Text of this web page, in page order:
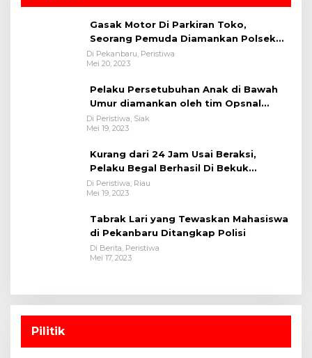
Gasak Motor Di Parkiran Toko,
Seorang Pemuda Diamankan Polsek
Bukit Raya
Di Pekanbaru, Peristiwa
Mei 20, 2023
Pelaku Persetubuhan Anak di Bawah
Umur diamankan oleh tim Opsnal
Polsek Tualang-Polres Siak-Polda Riau
Di Peristiwa, Siak
Mei 19, 2023
Kurang dari 24 Jam Usai Beraksi,
Pelaku Begal Berhasil Di Bekuk
Satreskrim Polres Kuansing
Di Peristiwa, Riau
Mei 19, 2023
Tabrak Lari yang Tewaskan Mahasiswa
di Pekanbaru Ditangkap Polisi
Di Berita, Peristiwa
Mei 17, 2023
Pilitik